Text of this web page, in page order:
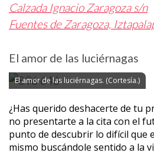
Calzada Ignacio Zaragoza s/n
Fuentes de Zaragoza,
El amor de las luciérnagas
El amor de las luciérnagas. (Cortesía.)
¿Has querido deshacerte de tu
no presentarte a la cita con el
punto de descubrir lo difícil que
mismo buscándole sentido a la